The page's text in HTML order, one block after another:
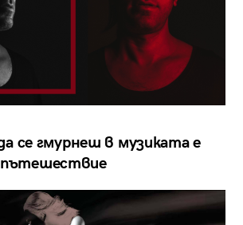
се гмурнеш в музиката е
пътешествие